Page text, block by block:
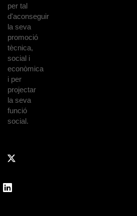
per tal
d'aconseguir
la seva
promoció
tècnica,
social i
econòmica
i per
projectar
la seva
funció
social.